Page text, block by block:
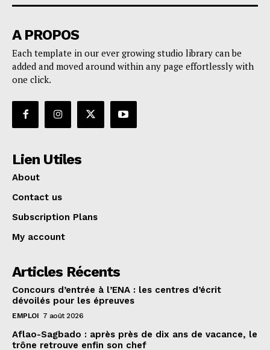
A PROPOS
Each template in our ever growing studio library can be
added and moved around within any page effortlessly with
one click.
Lien Utiles
About
Contact us
Subscription Plans
My account
Articles Récents
Concours d’entrée à l’ENA : les centres d’écrit
dévoilés pour les épreuves
EMPLOI 7 août 2026
Aflao-Sagbado : après près de dix ans de vacance, le
trône retrouve enfin son chef